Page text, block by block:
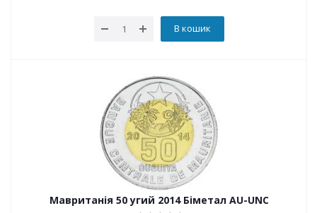
В кошик
Мавританія 50 угий 2014 Біметал AU-UNC